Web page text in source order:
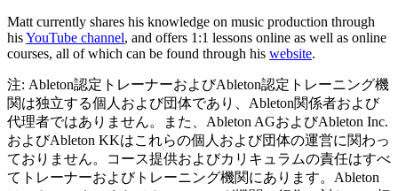
Matt currently shares his knowledge on music production through
hisYouTube channel, and offers 1:1 lessons online as well as online
courses, all of which can be found through his website.
注: Ableton認定トレーナーおよびAbleton認定トレーニング機
関は独立する個人および団体であり、Ableton関係者および
代理者ではありません。また、Ableton AGおよびAbleton Inc.
およびAbleton KKはこれらの個人および団体の運営に関わっ
ておりません。コース提供およびカリキュラムの責任はすべ
てトレーナーおよびトレーニング機関にあります。Ableton